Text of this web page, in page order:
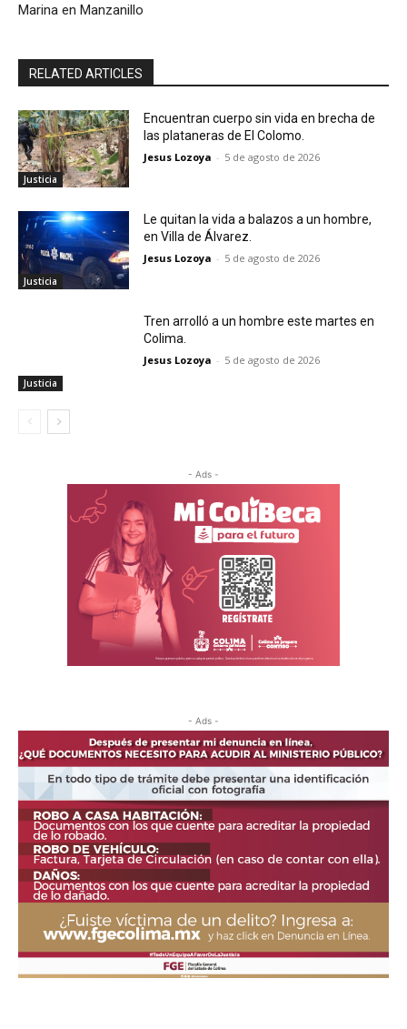
Marina en Manzanillo
RELATED ARTICLES
Justicia
Encuentran cuerpo sin vida en brecha de
las plataneras de El Colomo.
Jesus Lozoya - 5 de agosto de 2026
Justicia
Le quitan la vida a balazos a un hombre,
en Villa de Álvarez.
Jesus Lozoya - 5 de agosto de 2026
Justicia
Tren arrolló a un hombre este martes en
Colima.
Jesus Lozoya - 5 de agosto de 2026
- Ads -
- Ads -